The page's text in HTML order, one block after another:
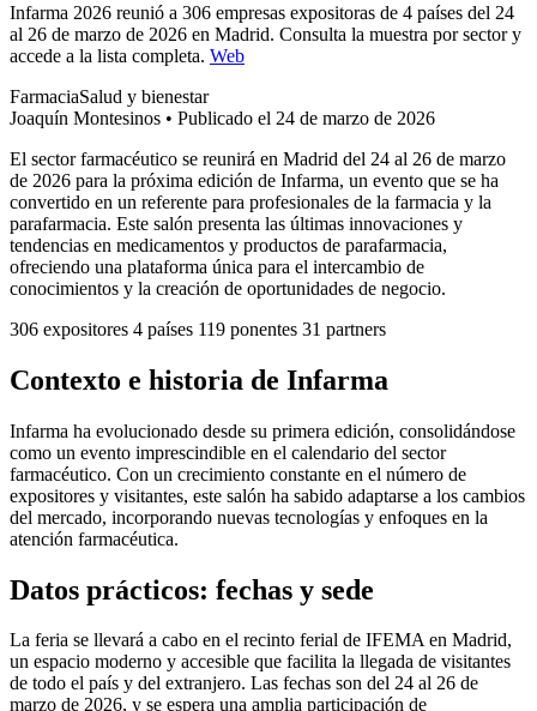
Infarma 2026 reunió a 306 empresas expositoras de 4 países del 24
al 26 de marzo de 2026 en Madrid. Consulta la muestra por sector y
accede a la lista completa. Web
FarmaciaSalud y bienestar
Joaquín Montesinos • Publicado el 24 de marzo de 2026
El sector farmacéutico se reunirá en Madrid del 24 al 26 de marzo
de 2026 para la próxima edición de Infarma, un evento que se ha
convertido en un referente para profesionales de la farmacia y la
parafarmacia. Este salón presenta las últimas innovaciones y
tendencias en medicamentos y productos de parafarmacia,
ofreciendo una plataforma única para el intercambio de
conocimientos y la creación de oportunidades de negocio.
306 expositores 4 países 119 ponentes 31 partners
Contexto e historia de Infarma
Infarma ha evolucionado desde su primera edición, consolidándose
como un evento imprescindible en el calendario del sector
farmacéutico. Con un crecimiento constante en el número de
expositores y visitantes, este salón ha sabido adaptarse a los cambios
del mercado, incorporando nuevas tecnologías y enfoques en la
atención farmacéutica.
Datos prácticos: fechas y sede
La feria se llevará a cabo en el recinto ferial de IFEMA en Madrid,
un espacio moderno y accesible que facilita la llegada de visitantes
de todo el país y del extranjero. Las fechas son del 24 al 26 de
marzo de 2026, y se espera una amplia participación de